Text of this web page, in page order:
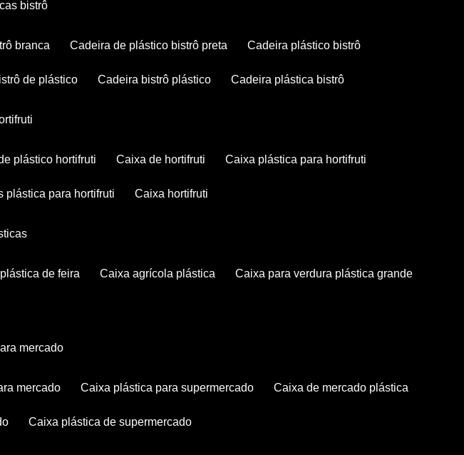
bistrô
branca cadeira de plástico bistrô preta cadeira plástico bistrô
de plástico cadeira bistrô plástico cadeira plástica bistrô
plástico hortifruti caixa de hortifruti caixa plástica para hortifruti
plástica para hortifruti caixa hortifruti
plástica de feira caixa agrícola plástica caixa para verdura plástica grande
mercado
mercado caixa plástica para supermercado caixa de mercado plástica
caixa plástica de supermercado